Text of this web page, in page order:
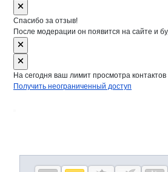
Спасибо за отзыв!
После модерации он появится на сайте и
На сегодня ваш лимит просмотра
Получить неограниченный доступ
Дополнительная